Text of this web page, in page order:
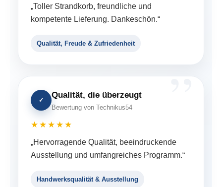
„Toller Strandkorb, freundliche und
kompetente Lieferung. Dankeschön.“
Qualität, Freude & Zufriedenheit
✓
Qualität, die überzeugt
Bewertung von Technikus54
★★★★★
„Hervorragende Qualität, beeindruckende
Ausstellung und umfangreiches Programm.“
Handwerksqualität & Ausstellung